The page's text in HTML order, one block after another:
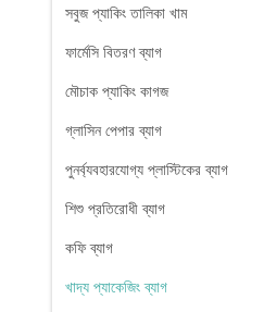
সবুজ প্যাকিং তালিকা খাম
ফার্মেসি বিতরণ ব্যাগ
মৌচাক প্যাকিং কাগজ
গ্লাসিন পেপার ব্যাগ
পুনর্ব্যবহারযোগ্য প্লাস্টিকের ব্যাগ
শিশু প্রতিরোধী ব্যাগ
কফি ব্যাগ
খাদ্য প্যাকেজিং ব্যাগ